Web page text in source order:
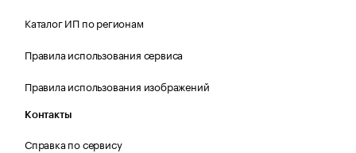
Каталог ИП по регионам
Правила использования сервиса
Правила использования изображений
Контакты
Справка по сервису